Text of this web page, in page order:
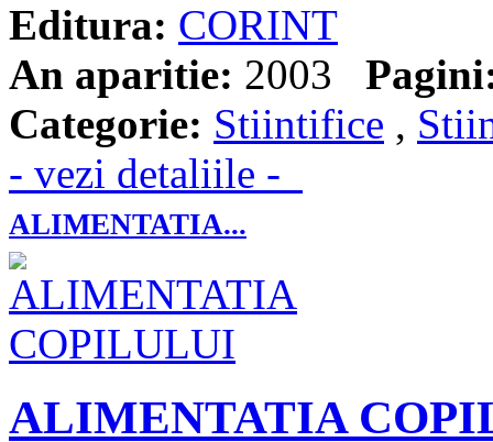
Editura: CORINT
An aparitie: 2003
Categorie: Stiintifice ,
- vezi detaliile -
ALIMENTATIA...
ALIMENTATIA